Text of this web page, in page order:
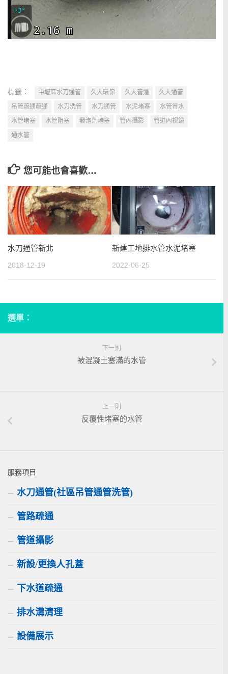
標籤： 中壢區水刀通管 久大環保 久大管道
久大通管
吊管疏通疏通
水刀洗管 水刀通管 水泥堵塞
水管冒水
水管堵塞
水管阻塞 發泡劑堵塞 管內攝影
管道內視鏡
通水管
您可能也會喜歡…
水刀通管新北
2018-12-19
新建工地排水管水泥堵塞
2022-06-25
選單：
下一則
被混凝土塞滿的水管
上一則
反覆性堵塞的水管
服務項目
水刀通管(社區吊管通管洗管)
管路疏通
管道攝影
新設/更換人孔蓋
下水道疏通
排水溝清理
設備展示